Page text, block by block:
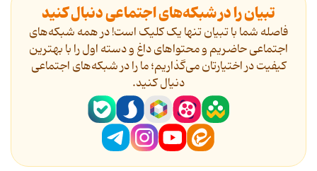
تبیان را در شبکه‌های اجتماعی دنبال کنید
فاصله شما با تبیان تنها یک کلیک است! در همه شبکه‌های
اجتماعی حاضریم و محتواهای داغ و دسته اول را با بهترین
کیفیت در اختیارتان می‌گذاریم؛ ما را در شبکه‌های اجتماعی
دنیال کنید.